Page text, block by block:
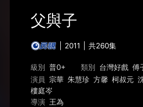
父與子
2011 共260集
級別 普0+ 類別 台灣好戲 傅
演員 宗華 朱慧珍 方馨 柯叔元
樓庭岑
導演 王為